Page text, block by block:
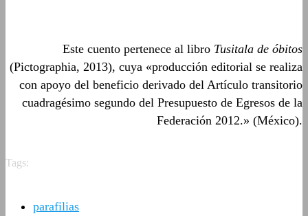
Este cuento pertenece al libro Tusitala de óbitos
(Pictographia, 2013), cuya «producción editorial se realiza
con apoyo del beneficio derivado del Artículo transitorio
cuadragésimo segundo del Presupuesto de Egresos de la
Federación 2012.» (México).
Tags:
parafilias